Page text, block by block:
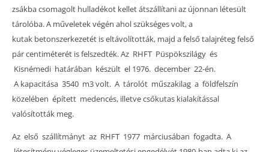
zsákba csomagolt hulladékot kellet átszállítani az újonnan létesült
tárolóba. A műveletek végén ahol szükséges volt, a
kutak betonszerkezetét is eltávolították, majd a felső talajréteg felső
pár centiméterét is felszedték. Az RHFT Püspökszilágy és
Kisnémedi határában készült el 1976. december 22-én.
A kapacitása 3540 m3 volt. A tárolót műszakilag a földfelszín
közelében épített medencés, illetve csőkutas kialakítással
valósították meg.
Az első szállítmányt az RHFT 1977 márciusában fogadta. A